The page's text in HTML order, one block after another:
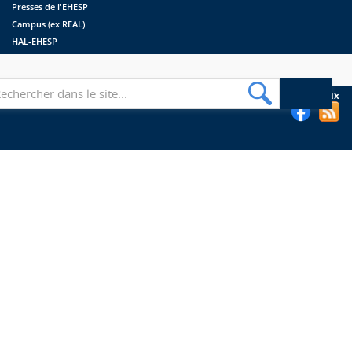
Presses de l'EHESP
Campus (ex REAL)
HAL-EHESP
Suivez les bibliothèques de l'EHESP sur les réseaux sociaux